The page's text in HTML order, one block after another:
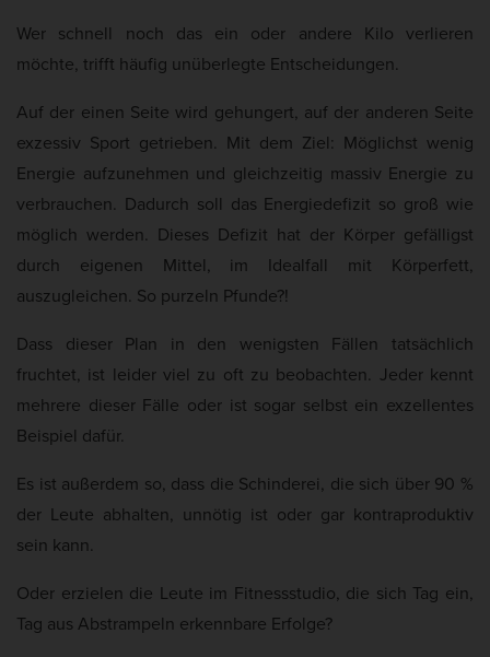
e
t
u
i
t
:
Wer schnell noch das ein oder andere Kilo verlieren
möchte, trifft häufig unüberlegte Entscheidungen.
Auf der einen Seite wird gehungert, auf der anderen Seite
exzessiv Sport getrieben. Mit dem Ziel: Möglichst wenig
Energie aufzunehmen und gleichzeitig massiv Energie zu
verbrauchen. Dadurch soll das Energiedefizit so groß wie
möglich werden. Dieses Defizit hat der Körper gefälligst
durch eigenen Mittel, im Idealfall mit Körperfett,
auszugleichen. So purzeln Pfunde?!
Dass dieser Plan in den wenigsten Fällen tatsächlich
fruchtet, ist leider viel zu oft zu beobachten. Jeder kennt
mehrere dieser Fälle oder ist sogar selbst ein exzellentes
Beispiel dafür.
Es ist außerdem so, dass die Schinderei, die sich über 90 %
der Leute abhalten, unnötig ist oder gar kontraproduktiv
sein kann.
Oder erzielen die Leute im Fitnessstudio, die sich Tag ein,
Tag aus Abstrampeln erkennbare Erfolge?
Marketing (5)
um personalisierte Werbung anzuzeigen. Sie tun dies, indem sie Besucher
über Websites hinweg verfolgen.
Externe Medien (2)
Inhalte von Videoplattformen und Social-Media-Plattformen werden
standardmäßig blockiert. Wenn Cookies von externen Medien akzeptiert
werden, bedarf der Zugriff auf diese Inhalte keiner manuellen Einwilligung
mehr.